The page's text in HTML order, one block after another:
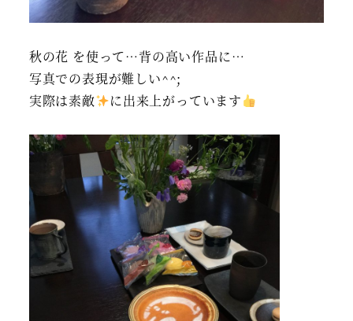
秋の花 を使って…背の高い作品に…
写真での表現が難しい^^;
実際は素敵
に出来上がっています